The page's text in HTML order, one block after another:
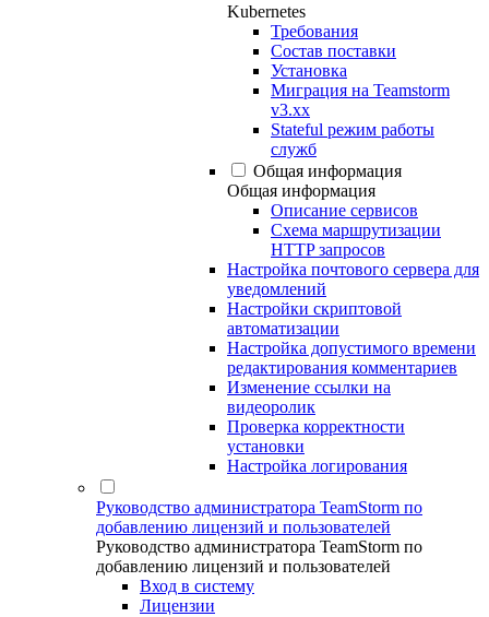
Kubernetes
Требования
Состав поставки
Установка
Миграция на Teamstorm
v3.xx
Stateful режим работы
служб
Общая информация
Общая информация
Описание сервисов
Схема маршрутизации
HTTP запросов
Настройка почтового сервера для
уведомлений
Настройки скриптовой
автоматизации
Настройка допустимого времени
редактирования комментариев
Изменение ссылки на
видеоролик
Проверка корректности
установки
Настройка логирования
Руководство администратора TeamStorm по
добавлению лицензий и пользователей
Руководство администратора TeamStorm по
добавлению лицензий и пользователей
Вход в систему
Лицензии